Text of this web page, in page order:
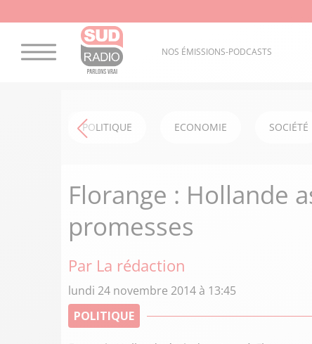
NOS ÉMISSIONS-PODCASTS
POLITIQUE ECONOMIE SOCIÉTÉ
Florange : Hollande
promesses
Par La rédaction
lundi 24 novembre 2014 à 13:45
POLITIQUE